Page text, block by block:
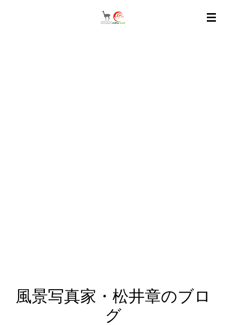
風景写真家・松井章のブロ
グ